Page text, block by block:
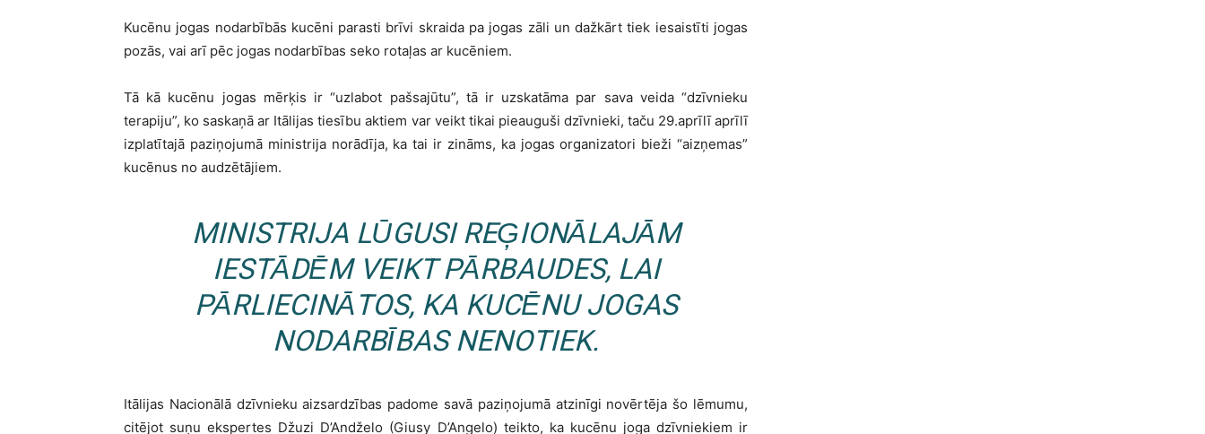
Kucēnu jogas nodarbībās kucēni parasti brīvi skraida pa jogas zāli un dažkārt tiek iesaistīti jogas
pozās, vai arī pēc jogas nodarbības seko rotaļas ar kucēniem.
Tā kā kucēnu jogas mērķis ir “uzlabot pašsajūtu”, tā ir uzskatāma par sava veida “dzīvnieku
terapiju”, ko saskaņā ar Itālijas tiesību aktiem var veikt tikai pieauguši dzīvnieki, taču 29.aprīlī aprīlī
izplatītajā paziņojumā ministrija norādīja, ka tai ir zināms, ka jogas organizatori bieži “aizņemas”
kucēnus no audzētājiem.
MINISTRIJA LŪGUSI REĢIONĀLAJĀM
IESTĀDĒM VEIKT PĀRBAUDES, LAI
PĀRLIECINĀTOS, KA KUCĒNU JOGAS
NODARBĪBAS NENOTIEK.
Itālijas Nacionālā dzīvnieku aizsardzības padome savā paziņojumā atzinīgi novērtēja šo lēmumu,
citējot suņu ekspertes Džuzi D’Andželo (Giusy D’Angelo) teikto, ka kucēnu joga dzīvniekiem ir